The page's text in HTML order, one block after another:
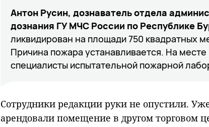
Антон Русин, дознаватель отдела
дознания ГУ МЧС России по Республике
ликвидирован на площади 750 квадратных
Причина пожара устанавливается. На
специалисты испытательной пожарной
Сотрудники редакции руки не опустили.
арендовали помещение в другом торговом